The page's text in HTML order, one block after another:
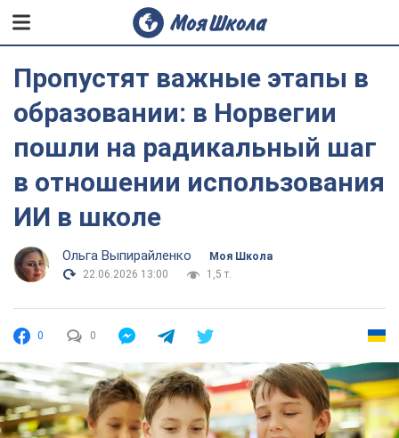
Пропустят важные этапы в
образовании: в Норвегии
пошли на радикальный шаг
в отношении использования
ИИ в школе
Ольга Выпирайленко
Моя Школа
22.06.2026 13:00
1,5 т.
0 0